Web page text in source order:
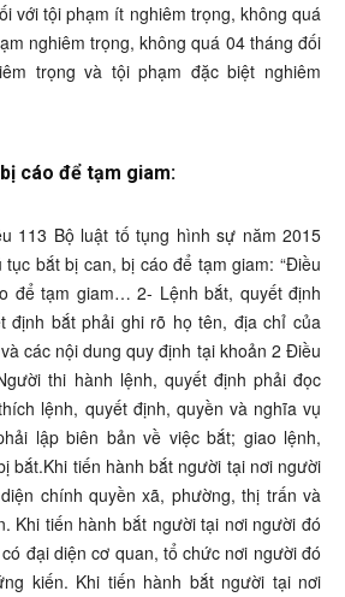
với tội phạm ít nghiêm trọng, không quá
nghiêm trọng, không quá 04 tháng đối
trọng và tội phạm đặc biệt nghiêm
cáo để tạm giam:
113 Bộ luật tố tụng hình sự năm 2015
bắt bị can, bị cáo để tạm giam: “Điều
để tạm giam… 2- Lệnh bắt, quyết định
định bắt phải ghi rõ họ tên, địa chỉ của
các nội dung quy định tại khoản 2 Điều
thi hành lệnh, quyết định phải đọc
lệnh, quyết định, quyền và nghĩa vụ
lập biên bản về việc bắt; giao lệnh,
bắt.Khi tiến hành bắt người tại nơi người
chính quyền xã, phường, thị trấn và
Khi tiến hành bắt người tại nơi người đó
đại diện cơ quan, tổ chức nơi người đó
kiến. Khi tiến hành bắt người tại nơi